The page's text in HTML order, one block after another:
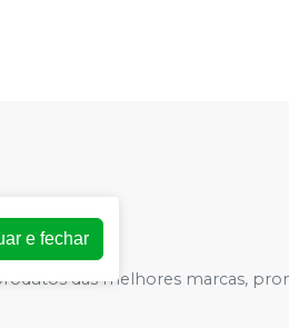
das melhores marcas,
e fechar